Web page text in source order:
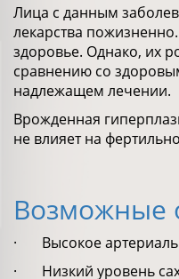
Лица с данным
лекарства
здоровье. Однако, их
сравнению со
надлежащем лечении.
Врожденная
не влияет на
Возможные
· Высокое
· Низкий уровень